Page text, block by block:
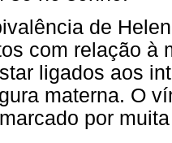
de
com relação à
ligados aos
materna. O
por